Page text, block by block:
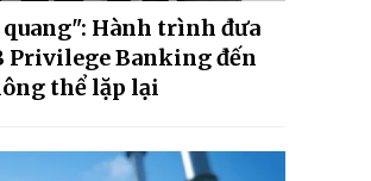
quang": Hành trình đưa
Privilege Banking đến
thể lặp lại